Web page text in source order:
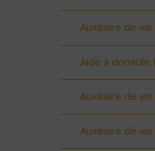
Auxiliaire de vie
Aide à domicile
Auxiliaire de
Auxiliaire de